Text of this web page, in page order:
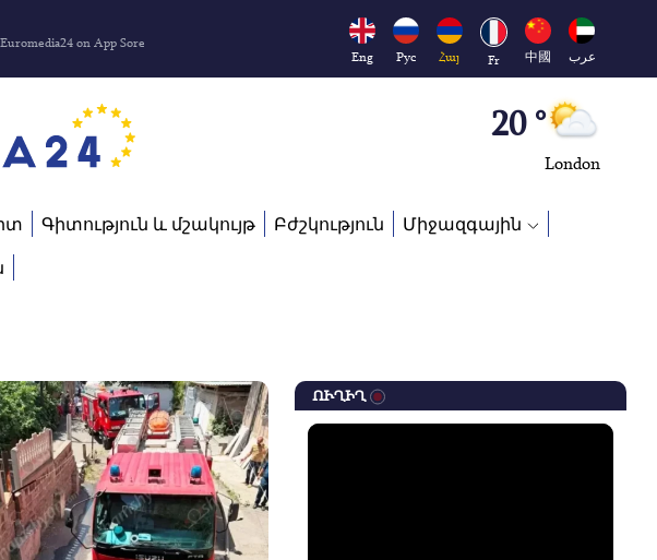
Euromedia24 on App Sore
Eng Рус Հայ Fr 中國 عرب 45 °
Dubai
20 °
London
Rome
Գիտություն և մշակույթ Բժշկություն
Միջազգային
ՈՒՂԻՂ